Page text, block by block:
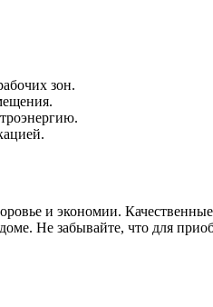
зон.
и экономии.
Не забывайте, что для